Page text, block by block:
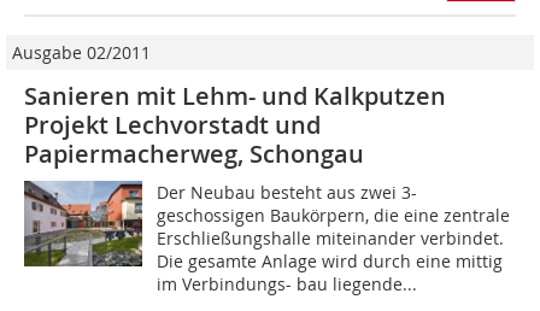
Ausgabe 02/2011
Sanieren mit Lehm- und Kalkputzen
Projekt Lechvorstadt und
Papiermacherweg, Schongau
Der Neubau besteht aus zwei 3-
geschossigen Baukörpern, die eine zentrale
Erschließungshalle miteinander verbindet.
Die gesamte Anlage wird durch eine mittig
im Ver­bindungs- bau liegende...